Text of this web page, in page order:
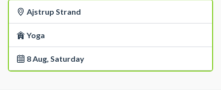
Ajstrup Strand
Yoga
8 Aug, Saturday